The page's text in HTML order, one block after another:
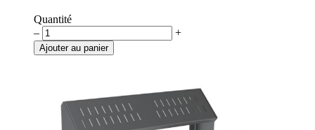
Quantité
quantité
de
Assis-
– +
Ajouter au panier